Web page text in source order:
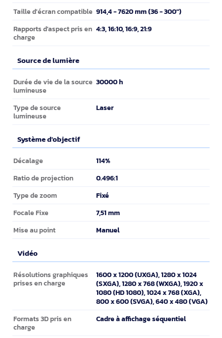
Taille d'écran compatible 914,4 - 7620 mm (36 - 300")
Rapports d'aspect pris en
charge
4:3, 16:10, 16:9, 21:9
Source de lumière
Source de lumière
Durée de vie de la source
lumineuse
30000 h
Type de source
lumineuse
Laser
Système d'objectif
Système d'objectif
Décalage 114%
Ratio de projection 0.496:1
Type de zoom Fixé
Focale Fixe 7,51 mm
Mise au point Manuel
Vidéo
Vidéo
Résolutions graphiques
prises en charge
1600 x 1200 (UXGA), 1280 x 1024
(SXGA), 1280 x 768 (WXGA), 1920 x
1080 (HD 1080), 1024 x 768 (XGA),
800 x 600 (SVGA), 640 x 480 (VGA)
Formats 3D pris en
charge
Cadre à affichage séquentiel